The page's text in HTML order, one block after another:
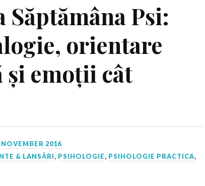
Psi:
orientare
și emoții cât
NOVEMBER 2016
& LANSĂRI, PSIHOLOGIE, PSIHOLOGIE PRACTICA,